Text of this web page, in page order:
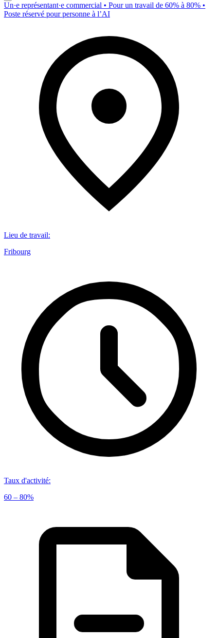
Un·e représentant·e commercial • Pour un travail de 60% à 80% •
Poste réservé pour personne à l’AI
Lieu de travail:
Fribourg
Taux d'activité:
60 – 80%